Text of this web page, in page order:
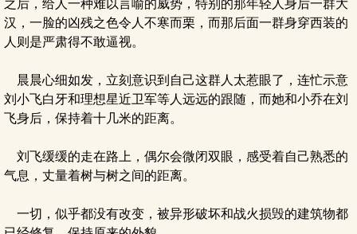
之后，给人一种难以言喻的威势，特别的那年轻人身后一群大
汉，一脸的凶残之色令人不寒而栗，而那后面一群身穿西装的
人则是严肃得不敢逼视。
晨晨心细如发，立刻意识到自己这群人太惹眼了，连忙示意
刘小飞白牙和理想星近卫军等人远远的跟随，而她和小乔在刘
飞身后，保持着十几米的距离。
刘飞缓缓的走在路上，偶尔会微闭双眼，感受着自己熟悉的
气息，丈量着树与树之间的距离。
一切，似乎都没有改变，被异形破坏和战火损毁的建筑物都